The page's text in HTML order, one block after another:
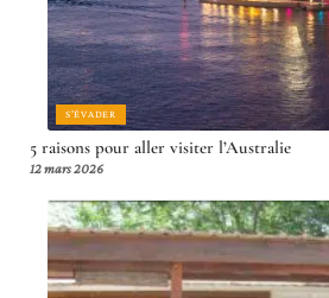
S'ÉVADER
5 raisons pour aller visiter l’Australie
12 mars 2026